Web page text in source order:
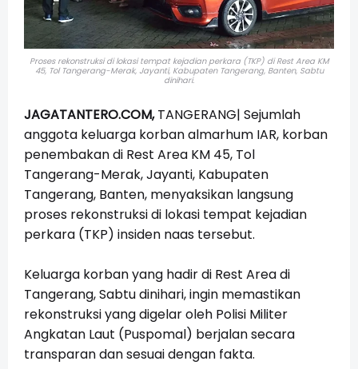
Proses rekonstruksi di lokasi tempat kejadian perkara (TKP) di Rest Area KM
45, Tol Tangerang-Merak, Jayanti, Kabupaten Tangerang, Banten, Sabtu
dinihari.
JAGATANTERO.COM,TANGERANG| Sejumlah
anggota keluarga korban almarhum IAR, korban
penembakan di Rest Area KM 45, Tol
Tangerang-Merak, Jayanti, Kabupaten
Tangerang, Banten, menyaksikan langsung
proses rekonstruksi di lokasi tempat kejadian
perkara (TKP) insiden naas tersebut.
Keluarga korban yang hadir di Rest Area di
Tangerang, Sabtu dinihari, ingin memastikan
rekonstruksi yang digelar oleh Polisi Militer
Angkatan Laut (Puspomal) berjalan secara
transparan dan sesuai dengan fakta.